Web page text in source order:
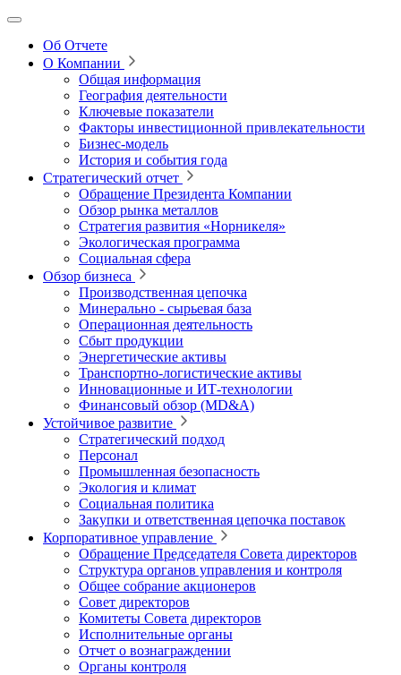
Об Отчете
О Компании
Общая информация
География деятельности
Ключевые показатели
Факторы инвестиционной привлекательности
Бизнес-модель
История и события года
Стратегический отчет
Обращение Президента Компании
Обзор рынка металлов
Стратегия развития «Норникеля»
Экологическая программа
Социальная сфера
Обзор бизнеса
Производственная цепочка
Минерально ‑ сырьевая база
Операционная деятельность
Сбыт продукции
Энергетические активы
Транспортно-логистические активы
Инновационные и ИТ‑технологии
Финансовый обзор (MD&A)
Устойчивое развитие
Стратегический подход
Персонал
Промышленная безопасность
Экология и климат
Социальная политика
Закупки и ответственная цепочка поставок
Корпоративное управление
Обращение Председателя Совета директоров
Структура органов управления и контроля
Общее собрание акционеров
Совет директоров
Комитеты Совета директоров
Исполнительные органы
Отчет о вознаграждении
Органы контроля